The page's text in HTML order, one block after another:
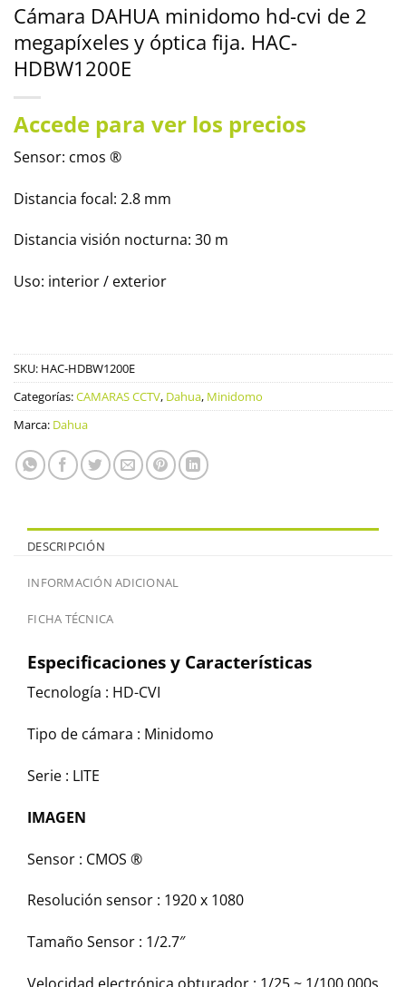
Cámara DAHUA minidomo hd-cvi de 2
megapíxeles y óptica fija. HAC-
HDBW1200E
Accede para ver los precios
Sensor: cmos ®
Distancia focal: 2.8 mm
Distancia visión nocturna: 30 m
Uso: interior / exterior
SKU: HAC-HDBW1200E
Categorías:CAMARAS CCTV, Dahua, Minidomo
Marca: Dahua
DESCRIPCIÓN
INFORMACIÓN ADICIONAL
FICHA TÉCNICA
Especificaciones y Características
Tecnología : HD-CVI
Tipo de cámara : Minidomo
Serie : LITE
IMAGEN
Sensor : CMOS ®
Resolución sensor : 1920 x 1080
Tamaño Sensor : 1/2.7″